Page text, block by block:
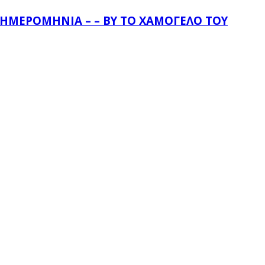
– – BY ΤΟ ΧΑΜΌΓΕΛΟ ΤΟΥ